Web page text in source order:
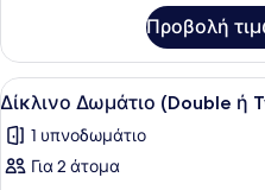
Δίκλινο
Δωμάτιο
(Double)
Προβολή
Προβολή
όλων
των
φωτογραφιών
3
Δίκλινο Δωμάτιο (Double ή
1 υπνοδωμάτιο
Για 2 άτομα